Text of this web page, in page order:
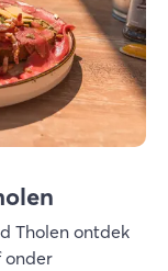
Tholen ontdek
onder